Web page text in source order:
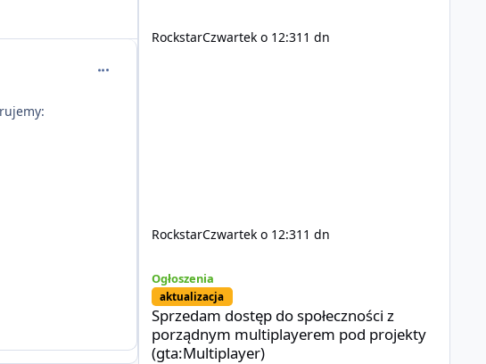
comment_63490
RockstarCzwartek o 12:31 1 dn
RockstarCzwartek o 12:31 1 dn
Ogłoszenia
aktualizacja
Sprzedam dostęp do społeczności z
porządnym multiplayerem pod projekty
(gta:Multiplayer)